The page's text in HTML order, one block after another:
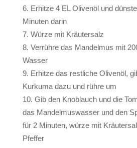
Erhitze 4 EL Olivenöl und
Minuten darin
Würze mit Kräutersalz
Verrühre das Mandelmus mit
Wasser
Erhitze das restliche Olivenöl,
Kurkuma dazu und rühre um
Gib den Knoblauch und die
das Mandelmuswasser und den
für 2 Minuten, würze mit
Pfeffer